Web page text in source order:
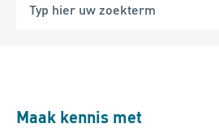
Maak kennis met